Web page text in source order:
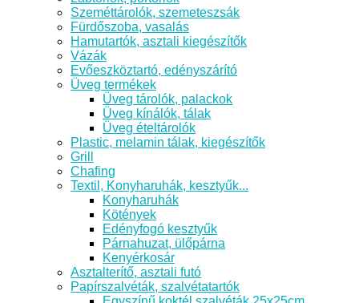
Szeméttárolók, szemeteszsák
Fürdőszoba, vasalás
Hamutartók, asztali kiegészítők
Vázák
Evőeszköztartó, edényszárító
Üveg termékek
Üveg tárolók, palackok
Üveg kínálók, tálak
Üveg ételtárolók
Plastic, melamin tálak, kiegészítők
Grill
Chafing
Textil, Konyharuhák, kesztyűk...
Konyharuhák
Kötények
Edényfogó kesztyűk
Párnahuzat, ülőpárna
Kenyérkosár
Asztalterítő, asztali futó
Papírszalvéták, szalvétatartók